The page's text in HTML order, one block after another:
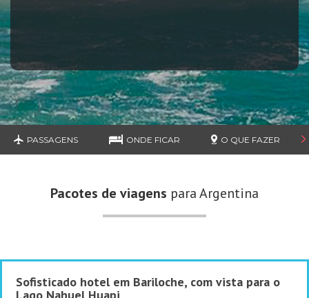
PASSAGENS ONDE FICAR O QUE FAZER
Pacotes de viagens para Argentina
Sofisticado hotel em Bariloche, com vista para o